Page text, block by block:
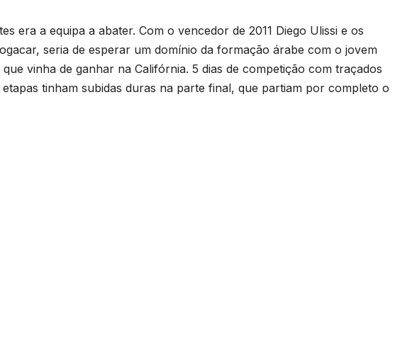
era a equipa a abater. Com o vencedor de 2011 Diego Ulissi e os
seria de esperar um domínio da formação árabe com o jovem
vinha de ganhar na Califórnia. 5 dias de competição com traçados
tinham subidas duras na parte final, que partiam por completo o